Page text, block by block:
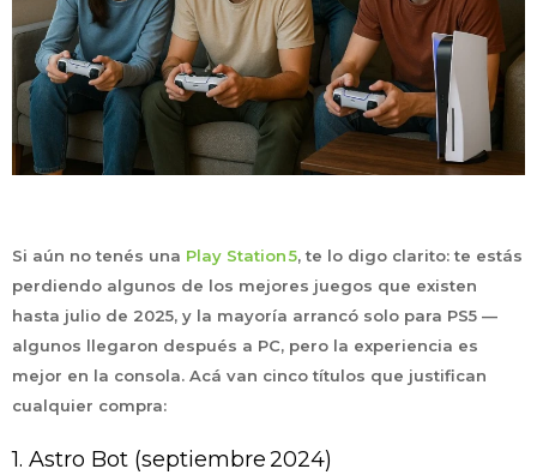
Si aún no tenés una Play Station 5, te lo digo clarito: te estás
perdiendo algunos de los mejores juegos que existen
hasta julio de 2025, y la mayoría arrancó solo para PS5 —
algunos llegaron después a PC, pero la experiencia es
mejor en la consola. Acá van cinco títulos que justifican
cualquier compra:
1. Astro Bot (septiembre 2024)